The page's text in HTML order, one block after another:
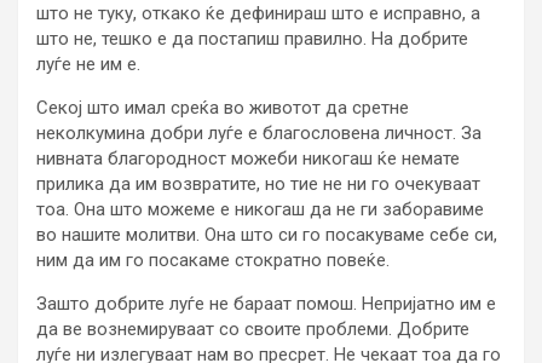
што не туку, откако ќе дефинираш што е исправно, а
што не, тешко е да постапиш правилно. На добрите
луѓе не им е.
Секој што имал среќа во животот да сретне
неколкумина добри луѓе е благословена личност. За
нивната благородност можеби никогаш ќе немате
прилика да им возвратите, но тие не ни го очекуваат
тоа. Она што можеме е никогаш да не ги заборавиме
во нашите молитви. Она што си го посакуваме себе си,
ним да им го посакаме стократно повеќе.
Зашто добрите луѓе не бараат помош. Непријатно им е
да ве вознемируваат со своите проблеми. Добрите
луѓе ни излегуваат нам во пресрет. Не чекаат тоа да го